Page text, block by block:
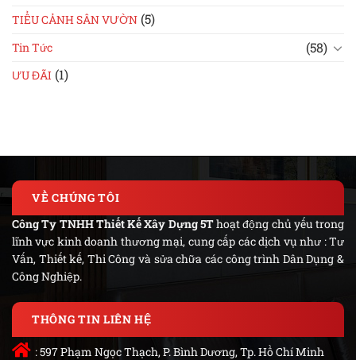
TIỂU CẢNH SÂN VƯỜN (5)
Tin Tức (58)
ƯU ĐÃI (1)
VỀ CHÚNG TÔI
Công Ty TNHH Thiết Kế Xây Dựng 5Thoạt động chủ yếu trong
lĩnh vực kinh doanh thương mại, cung cấp các dịch vụ như : Tư
Vấn, Thiết kế, Thi Công và sửa chữa các công trình Dân Dụng &
Công Nghiệp.
THÔNG TIN LIÊN HỆ
: 597 Phạm Ngọc Thạch, P. Bình Dương, Tp. Hồ Chí Minh